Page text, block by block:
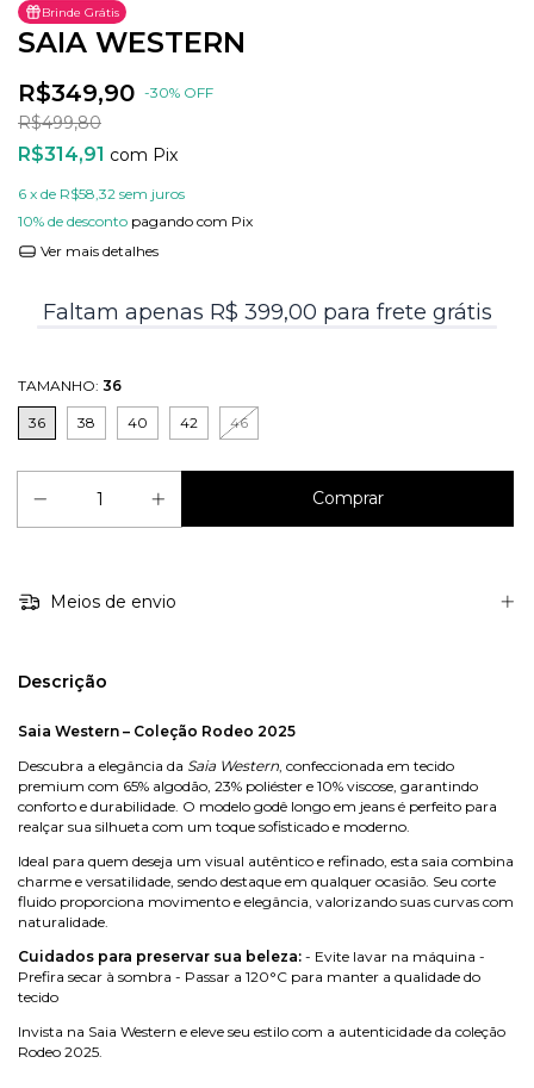
Brinde Grátis
SAIA WESTERN
R$349,90 -30% OFF
R$499,80
R$314,91 com Pix
6 x de R$58,32 sem juros
10% de desconto pagando com Pix
Ver mais detalhes
Faltam apenas R$ 399,00 para frete grátis
TAMANHO: 36
36 38 40 42 46
Meios de envio
Descrição
Saia Western – Coleção Rodeo 2025
Descubra a elegância da Saia Western , confeccionada em tecido
premium com 65% algodão, 23% poliéster e 10% viscose, garantindo
conforto e durabilidade. O modelo godê longo em jeans é perfeito para
realçar sua silhueta com um toque sofisticado e moderno.
Ideal para quem deseja um visual autêntico e refinado, esta saia combina
charme e versatilidade, sendo destaque em qualquer ocasião. Seu corte
fluido proporciona movimento e elegância, valorizando suas curvas com
naturalidade.
Cuidados para preservar sua beleza: - Evite lavar na máquina -
Prefira secar à sombra - Passar a 120°C para manter a qualidade do
tecido
Invista na Saia Western e eleve seu estilo com a autenticidade da coleção
Rodeo 2025.